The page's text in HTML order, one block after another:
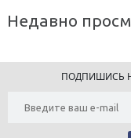
Недавно
ПОДПИШИСЬ